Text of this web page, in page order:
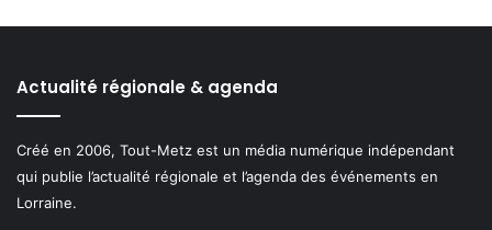
Actualité régionale & agenda
Créé en 2006, Tout-Metz est un média numérique indépendant
qui publie l’actualité régionale et l’agenda des événements en
Lorraine.